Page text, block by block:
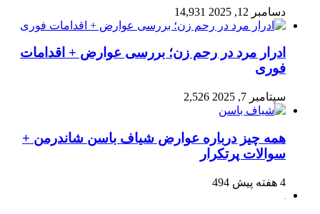
دسامبر 12, 2025 14,931
ادرار مرد در رحم زن؛ بررسی عوارض + اقدامات
فوری
سپتامبر 7, 2025 2,526
همه چیز درباره عوارض شیاف باسن شاندرمن +
سوالات پرتکرار
4 هفته پیش 494